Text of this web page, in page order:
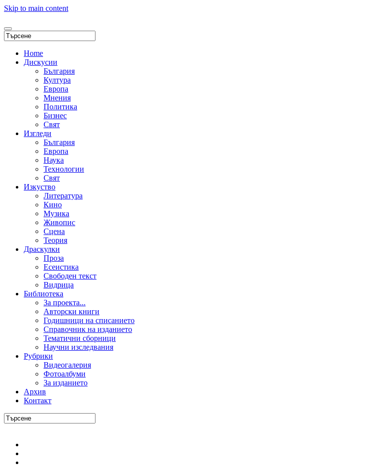
Skip to main content
Home
Дискусии
България
Култура
Европа
Мнения
Политика
Бизнес
Свят
Изгледи
България
Европа
Наука
Технологии
Свят
Изкуство
Литература
Кино
Музика
Живопис
Сцена
Теория
Драскулки
Проза
Есеистика
Свободен текст
Видрица
Библиотека
За проекта...
Авторски книги
Годишници на списанието
Справочник на изданието
Тематични сборници
Научни изследвания
Рубрики
Видеогалерия
Фотоалбуми
За изданието
Архив
Контакт